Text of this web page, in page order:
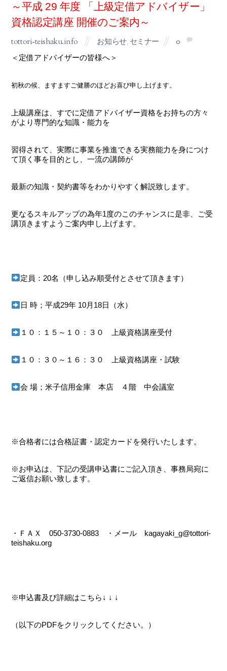
～平成 29 年度 「上級定借アドバイザー」
資格認定講座 開催のご案内～
tottori-teishaku.info お知らせ,セミナー 0
＜定借アドバイザーの皆様へ＞
初秋の候、ますますご健勝のほどお喜び申し上げます。
上級講座は、すでに定借アドバイザー資格をお持ちの方々
がより専門的な知識・能力を
習得されて、実際に事業を推進できる実務能力を身につけ
て頂く事を目的とし、一流の講師が
最新の知識・契約書等をわかりやすく解説致します。
更なるスキルアップの為年1度のこのチャンスに是非、ご受
講頂きますようご案内申し上げます。
定員：20名（申し込み順受付とさせて頂きます）
日 時；平成29年 10月18日（水）
１０：１５～１０：３０ 上級資格講座受付
１０：３０～１６：３０ 上級資格講座・試験
会 場；米子信用金庫 本店 ４階 中会議室
※合格者には合格証書・認定カードを発行いたします。
※お申込は、下記の受講申込書にご記入頂き、事務局宛に
ご返信お願い致します。
・ＦＡＸ 050-3730-0883 ・メール kagayaki_g@tottori-
teishaku.org
※申込書及び詳細はこちら↓ ↓ ↓
（以下のPDFをクリックしてください。）